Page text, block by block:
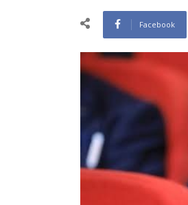
Facebook